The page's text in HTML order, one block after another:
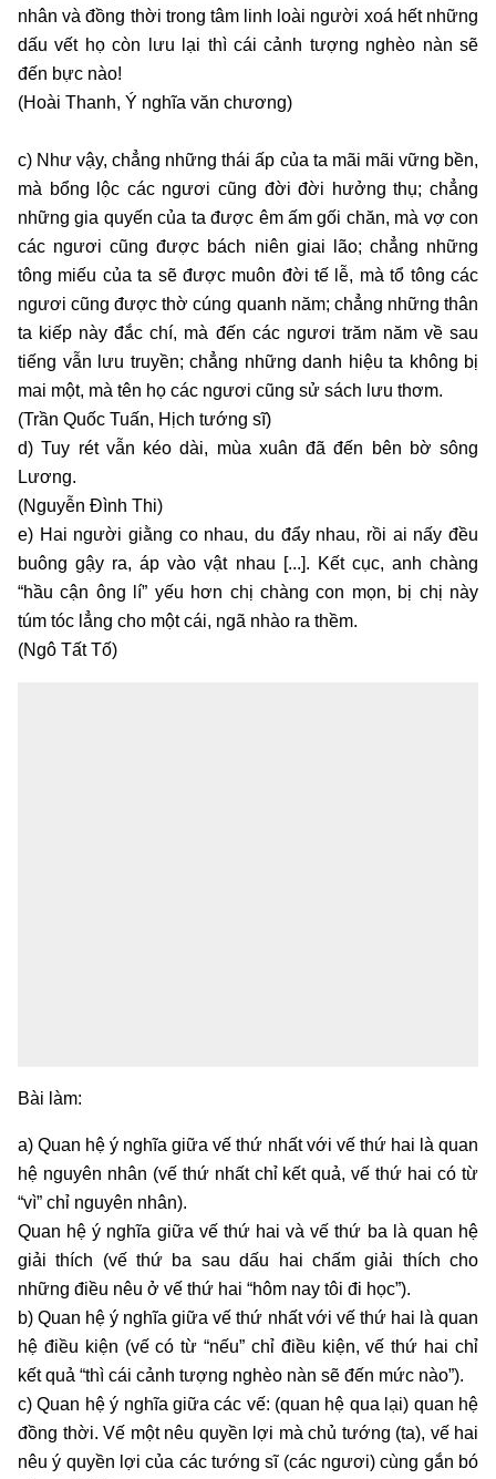
nhân và đồng thời trong tâm linh loài người xoá hết những
dấu vết họ còn lưu lại thì cái cảnh tượng nghèo nàn sẽ
đến bực nào!
(Hoài Thanh, Ý nghĩa văn chương)
c) Như vậy, chẳng những thái ấp của ta mãi mãi vững bền,
mà bổng lộc các ngươi cũng đời đời hưởng thụ; chẳng
những gia quyến của ta được êm ấm gối chăn, mà vợ con
các ngươi cũng được bách niên giai lão; chẳng những
tông miếu của ta sẽ được muôn đời tế lễ, mà tổ tông các
ngươi cũng được thờ cúng quanh năm; chẳng những thân
ta kiếp này đắc chí, mà đến các ngươi trăm năm về sau
tiếng vẫn lưu truyền; chẳng những danh hiệu ta không bị
mai một, mà tên họ các ngươi cũng sử sách lưu thơm.
(Trần Quốc Tuấn, Hịch tướng sĩ)
d) Tuy rét vẫn kéo dài, mùa xuân đã đến bên bờ sông
Lương.
(Nguyễn Đình Thi)
e) Hai người giằng co nhau, du đẩy nhau, rồi ai nấy đều
buông gậy ra, áp vào vật nhau [...]. Kết cục, anh chàng
“hầu cận ông lí” yếu hơn chị chàng con mọn, bị chị này
túm tóc lẳng cho một cái, ngã nhào ra thềm.
(Ngô Tất Tố)
Bài làm:
a) Quan hệ ý nghĩa giữa vế thứ nhất với vế thứ hai là quan
hệ nguyên nhân (vế thứ nhất chỉ kết quả, vế thứ hai có từ
“vì” chỉ nguyên nhân).
Quan hệ ý nghĩa giữa vế thứ hai và vế thứ ba là quan hệ
giải thích (vế thứ ba sau dấu hai chấm giải thích cho
những điều nêu ở vế thứ hai “hôm nay tôi đi học”).
b) Quan hệ ý nghĩa giữa vế thứ nhất với vế thứ hai là quan
hệ điều kiện (vế có từ “nếu” chỉ điều kiện, vế thứ hai chỉ
kết quả “thì cái cảnh tượng nghèo nàn sẽ đến mức nào”).
c) Quan hệ ý nghĩa giữa các vế: (quan hệ qua lại) quan hệ
đồng thời. Vế một nêu quyền lợi mà chủ tướng (ta), vế hai
nêu ý quyền lợi của các tướng sĩ (các ngươi) cùng gắn bó